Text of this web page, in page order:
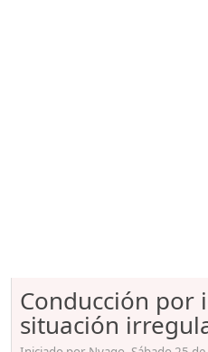
Conducción por
situación